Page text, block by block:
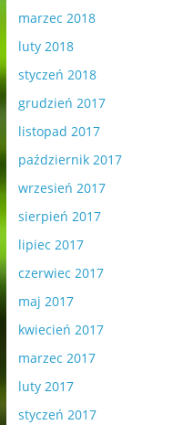
marzec 2018
luty 2018
styczeń 2018
grudzień 2017
listopad 2017
październik 2017
wrzesień 2017
sierpień 2017
lipiec 2017
czerwiec 2017
maj 2017
kwiecień 2017
marzec 2017
luty 2017
styczeń 2017